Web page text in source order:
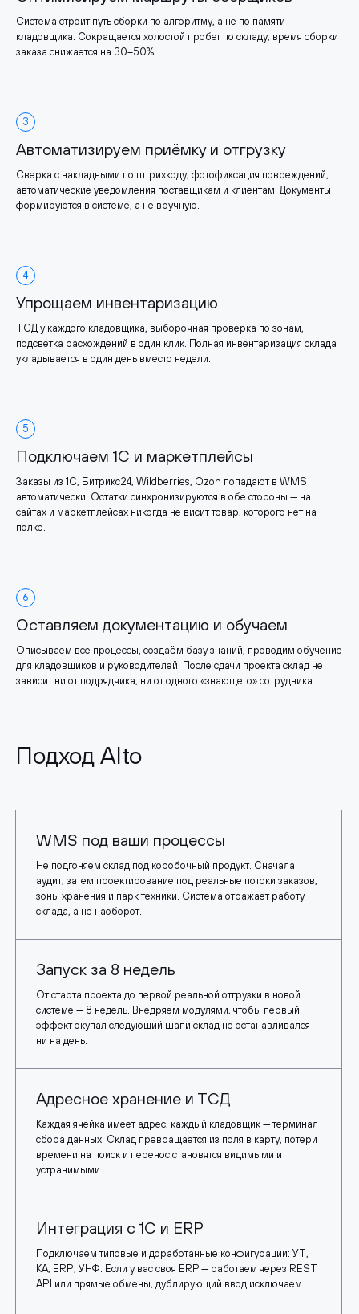
Система строит путь сборки по алгоритму, а не по памяти
кладовщика. Сокращается холостой пробег по складу, время сборки
заказа снижается на 30–50%.
3
Автоматизируем приёмку и отгрузку
Сверка с накладными по штрихкоду, фотофиксация повреждений,
автоматические уведомления поставщикам и клиентам. Документы
формируются в системе, а не вручную.
4
Упрощаем инвентаризацию
ТСД у каждого кладовщика, выборочная проверка по зонам,
подсветка расхождений в один клик. Полная инвентаризация склада
укладывается в один день вместо недели.
5
Подключаем 1С и маркетплейсы
Заказы из 1С, Битрикс24, Wildberries, Ozon попадают в WMS
автоматически. Остатки синхронизируются в обе стороны — на
сайтах и маркетплейсах никогда не висит товар, которого нет на
полке.
6
Оставляем документацию и обучаем
Описываем все процессы, создаём базу знаний, проводим обучение
для кладовщиков и руководителей. После сдачи проекта склад не
зависит ни от подрядчика, ни от одного «знающего» сотрудника.
Подход Alto
WMS под ваши процессы
Не подгоняем склад под коробочный продукт. Сначала
аудит, затем проектирование под реальные потоки заказов,
зоны хранения и парк техники. Система отражает работу
склада, а не наоборот.
Запуск за 8 недель
От старта проекта до первой реальной отгрузки в новой
системе — 8 недель. Внедряем модулями, чтобы первый
эффект окупал следующий шаг и склад не останавливался
ни на день.
Адресное хранение и ТСД
Каждая ячейка имеет адрес, каждый кладовщик — терминал
сбора данных. Склад превращается из поля в карту, потери
времени на поиск и перенос становятся видимыми и
устранимыми.
Интеграция с 1С и ERP
Подключаем типовые и доработанные конфигурации: УТ,
КА, ERP, УНФ. Если у вас своя ERP — работаем через REST
API или прямые обмены, дублирующий ввод исключаем.